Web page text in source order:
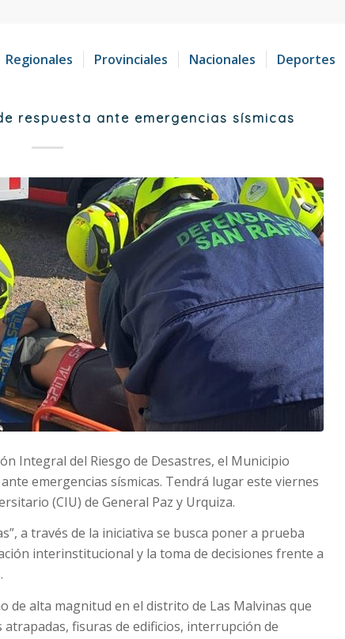
Regionales Provinciales Nacionales Deportes
respuesta ante emergencias sísmicas
Integral del Riesgo de Desastres, el Municipio
emergencias sísmicas. Tendrá lugar este viernes
(CIU) de General Paz y Urquiza.
a través de la iniciativa se busca poner a prueba
interinstitucional y la toma de decisiones frente a
de alta magnitud en el distrito de Las Malvinas que
fisuras de edificios, interrupción de